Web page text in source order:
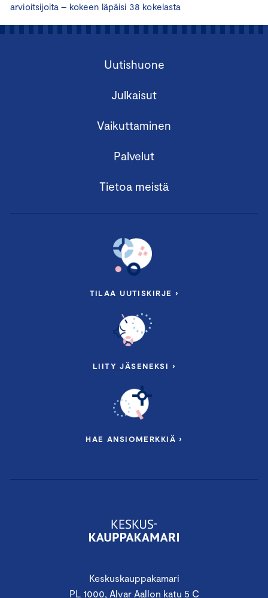
arvioitsijoita – kokeen läpäisi 38 kokelasta
Keskuskauppakamari
PL 1000, Alvar Aallon katu 5 C
Uutishuone
Julkaisut
Vaikuttaminen
Palvelut
Tietoa meistä
TILAA UUTISKIRJE ›
LIITY JÄSENEKSI ›
HAE ANSIOMERKKIÄ ›